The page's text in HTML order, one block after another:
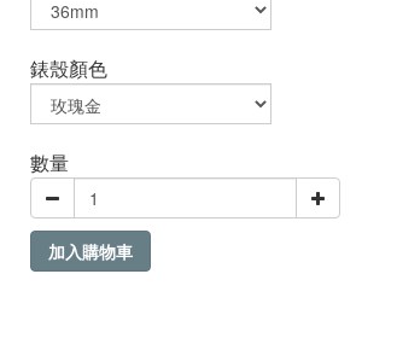
錶殼顏色
數量
加入購物車